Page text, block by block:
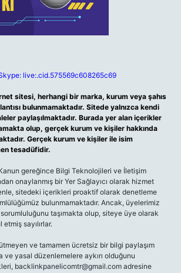
live:.cid.575569c608265c69
sitesi, herhangi bir marka, kurum veya şahıs
bulunmamaktadır. Sitede yalnızca kendi
paylaşılmaktadır. Burada yer alan içerikler
olup, gerçek kurum ve kişiler hakkında
Gerçek kurum ve kişiler ile isim
tesadüfidir.
gereğince Bilgi Teknolojileri ve İletişim
onaylanmış bir Yer Sağlayıcı olarak hizmet
sitedeki içerikleri proaktif olarak denetleme
bulunmamaktadır. Ancak, üyelerimiz
taşımakta olup, siteye üye olarak
sayılırlar.
ve tamamen ücretsiz bir bilgi paylaşım
ve yasal düzenlemelere aykırı olduğunu
backlinkpanelicomtr@gmail.com adresine